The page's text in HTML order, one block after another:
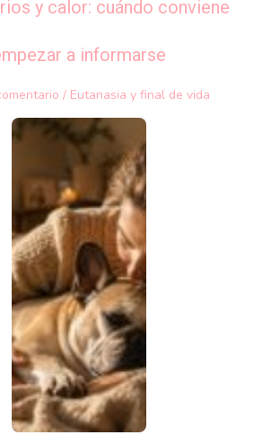
y calor: cuándo conviene
a informarse
/ Eutanasia y final de vida